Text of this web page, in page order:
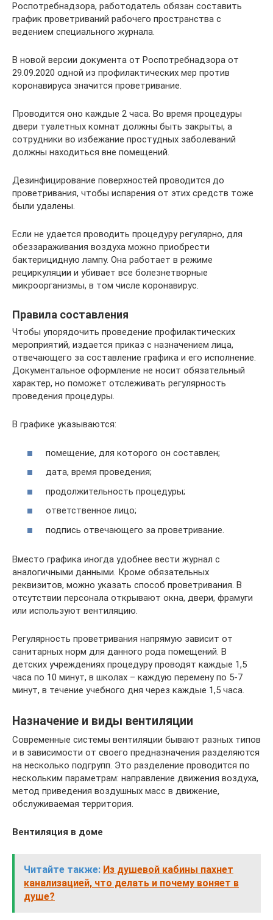
Роспотребнадзора, работодатель обязан составить
график проветриваний рабочего пространства с
ведением специального журнала.
В новой версии документа от Роспотребнадзора от
29.09.2020 одной из профилактических мер против
коронавируса значится проветривание.
Проводится оно каждые 2 часа. Во время процедуры
двери туалетных комнат должны быть закрыты, а
сотрудники во избежание простудных заболеваний
должны находиться вне помещений.
Дезинфицирование поверхностей проводится до
проветривания, чтобы испарения от этих средств тоже
были удалены.
Если не удается проводить процедуру регулярно, для
обеззараживания воздуха можно приобрести
бактерицидную лампу. Она работает в режиме
рециркуляции и убивает все болезнетворные
микроорганизмы, в том числе коронавирус.
Правила составления
Чтобы упорядочить проведение профилактических
мероприятий, издается приказ с назначением лица,
отвечающего за составление графика и его исполнение.
Документальное оформление не носит обязательный
характер, но поможет отслеживать регулярность
проведения процедуры.
В графике указываются:
помещение, для которого он составлен;
дата, время проведения;
продолжительность процедуры;
ответственное лицо;
подпись отвечающего за проветривание.
Вместо графика иногда удобнее вести журнал с
аналогичными данными. Кроме обязательных
реквизитов, можно указать способ проветривания. В
отсутствии персонала открывают окна, двери, фрамуги
или используют вентиляцию.
Регулярность проветривания напрямую зависит от
санитарных норм для данного рода помещений. В
детских учреждениях процедуру проводят каждые 1,5
часа по 10 минут, в школах – каждую перемену по 5-7
минут, в течение учебного дня через каждые 1,5 часа.
Назначение и виды вентиляции
Современные системы вентиляции бывают разных типов
и в зависимости от своего предназначения разделяются
на несколько подгрупп. Это разделение проводится по
нескольким параметрам: направление движения воздуха,
метод приведения воздушных масс в движение,
обслуживаемая территория.
Вентиляция в доме
Читайте также: Из душевой кабины пахнет
канализацией, что делать и почему воняет в
душе?